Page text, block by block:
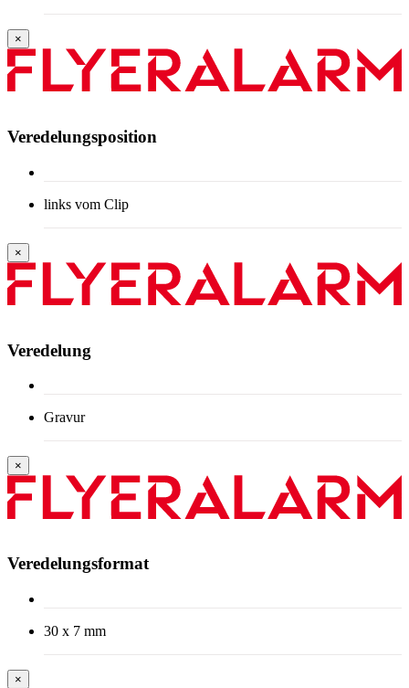
×
Veredelungsposition
links vom Clip
×
Veredelung
Gravur
×
Veredelungsformat
30 x 7 mm
×